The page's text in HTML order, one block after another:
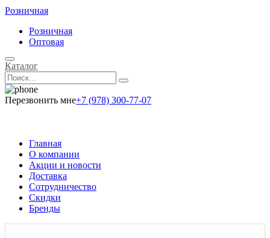
Розничная
Розничная
Оптовая
Каталог
Перезвонить мне+7 (978) 300-77-07
Главная
О компании
Акции и новости
Доставка
Сотрудничество
Скидки
Бренды